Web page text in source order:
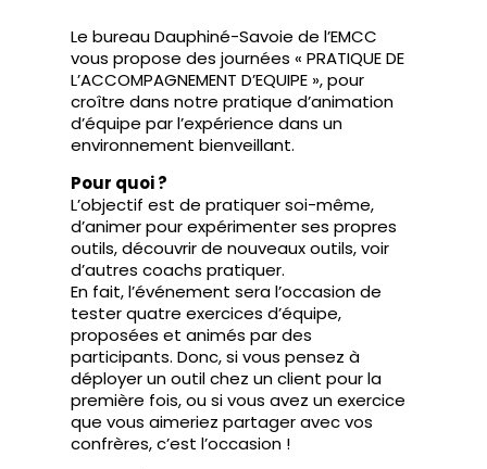
Le bureau Dauphiné-Savoie de l’EMCC
vous propose des journées « PRATIQUE DE
L’ACCOMPAGNEMENT D’EQUIPE », pour
croître dans notre pratique d’animation
d’équipe par l’expérience dans un
environnement bienveillant.
Pour quoi ?
L’objectif est de pratiquer soi-même,
d’animer pour expérimenter ses propres
outils, découvrir de nouveaux outils, voir
d’autres coachs pratiquer.
En fait, l’événement sera l’occasion de
tester quatre exercices d’équipe,
proposées et animés par des
participants. Donc, si vous pensez à
déployer un outil chez un client pour la
première fois, ou si vous avez un exercice
que vous aimeriez partager avec vos
confrères, c’est l’occasion !